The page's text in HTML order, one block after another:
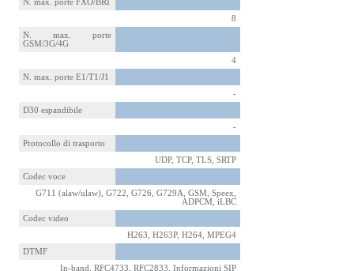
N. max. porte FXO/BRI
8
N. max. porte
GSM/3G/4G
4
N. max. porte E1/T1/J1
-
D30 espandibile
-
Protocollo di trasporto
UDP, TCP, TLS, SRTP
Codec voce
G711 (alaw/ulaw), G722, G726, G729A, GSM, Speex,
ADPCM, iLBC
Codec video
H263, H263P, H264, MPEG4
DTMF
In-band, RFC4733, RFC2833, Informazioni SIP